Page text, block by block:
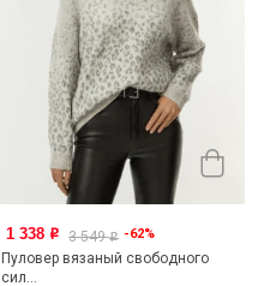
1 338 o 3 549o -62%
Пуловер вязаный свободного
сил...